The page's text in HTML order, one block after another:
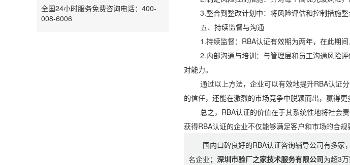
全国24小时服务免费咨询电话：400-
008-6006
3.整合到整改计划中：将风险评估和控制措施整
五、持续监督与沟通
1.持续监督：RBA认证有效期为两年，在此期间
2.内部沟通与培训：与管理层和员工沟通风险评
对能力。
通过以上方法，企业可以有效地提升RBA认证分
的信任，还能在激烈的市场竞争中脱颖而出，赢得更
总之，RBA认证的价值在于其系统性地将社会责
获得RBA认证的企业不仅能够满足客户和市场的合
国内口碑良好的RBA认证咨询辅导公司有多家
名企业；深圳市验厂之家技术服务有限公司为超3